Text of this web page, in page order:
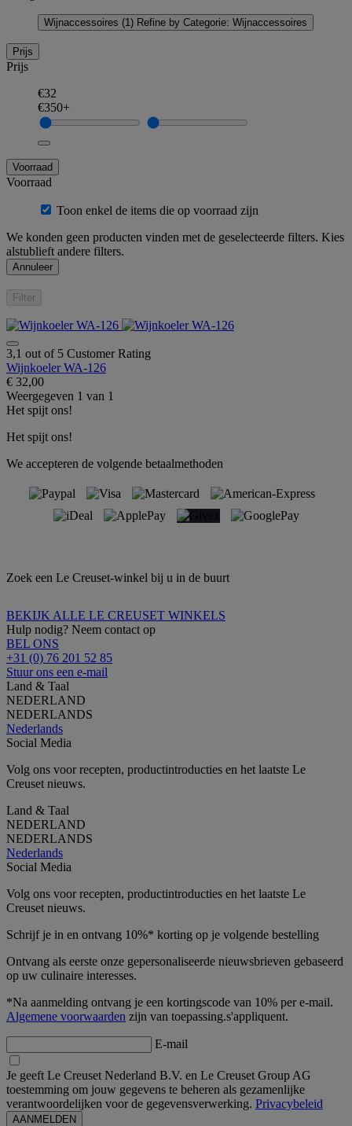
Wijnaccessoires (1) Refine by Categorie: Wijnaccessoires
Prijs
Prijs
€32
€350+
Voorraad
Voorraad
Toon enkel de items die op voorraad zijn
We konden geen producten vinden met de geselecteerde filters. Kies
alstublieft andere filters.
Annuleer
Filter
3,1 out of 5 Customer Rating
Wijnkoeler WA-126
€ 32,00
Weergegeven 1 van 1
Het spijt ons!
Het spijt ons!
We accepteren de volgende betaalmethoden
Zoek een Le Creuset-winkel bij u in de buurt
BEKIJK ALLE LE CREUSET WINKELS
Hulp nodig? Neem contact op
BEL ONS
+31 (0) 76 201 52 85
Stuur ons een e-mail
Land & Taal
NEDERLAND
NEDERLANDS
Nederlands
Social Media
Volg ons voor recepten, productintroducties en het laatste Le
Creuset nieuws.
Land & Taal
NEDERLAND
NEDERLANDS
Nederlands
Social Media
Volg ons voor recepten, productintroducties en het laatste Le
Creuset nieuws.
Schrijf je in en ontvang 10%* korting op je volgende bestelling
Ontvang als eerste onze gepersonaliseerde nieuwsbrieven gebaseerd
op uw culinaire interesses.
*Na aanmelding ontvang je een kortingscode van 10% per e-mail.
Algemene voorwaarden zijn van toepassing.s'appliquent.
E-mail
Je geeft Le Creuset Nederland B.V. en Le Creuset Group AG
toestemming om jouw gegevens te beheren als gezamenlijke
verantwoordelijken voor de gegevensverwerking. Privacybeleid